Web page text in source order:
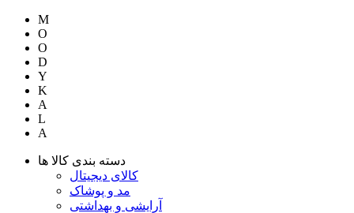
M
O
O
D
Y
K
A
L
A
دسته بندی کالا ها
کالای دیجیتال
مد و پوشاک
آرایشی و بهداشتی